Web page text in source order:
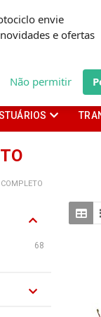
envie
e ofertas
Não permitir
68